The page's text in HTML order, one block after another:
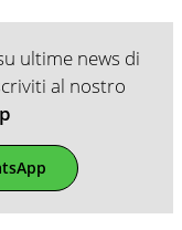
ultime news di
al nostro